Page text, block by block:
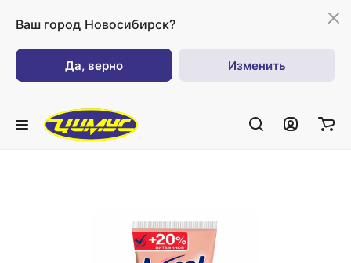
Ваш город Новосибирск?
Да, верно Изменить